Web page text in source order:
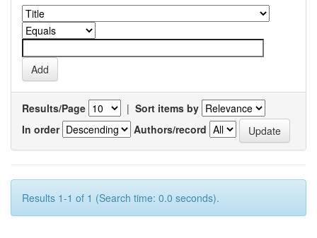
Results/Page | Sort items by
In order
Authors/record
Results 1-1 of 1 (Search time: 0.0 seconds).